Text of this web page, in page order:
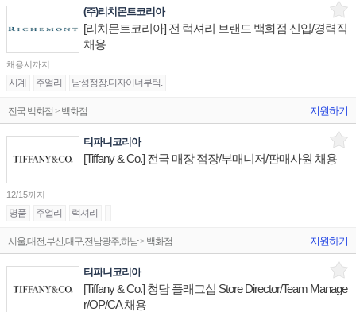
(주)리치몬트코리아
[리치몬트코리아] 전 럭셔리 브랜드 백화점 신입/경력직
채용
채용시까지
시계 주얼리 남성정장.디자이너부틱.
전국 백화점 > 백화점 지원하기
티파니코리아
[Tiffany & Co.] 전국 매장 점장/부매니저/판매사원 채용
12/15까지
명품 주얼리 럭셔리
서울,대전,부산,대구,전남광주,하남 > 백화점 지원하기
티파니코리아
[Tiffany & Co.] 청담 플래그십 Store Director/Team Manage
r/OP/CA 채용